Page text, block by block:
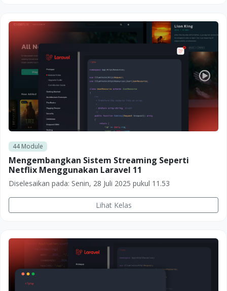
44Module
Mengembangkan Sistem Streaming Seperti
Netflix Menggunakan Laravel 11
Diselesaikan pada: Senin, 28 Juli 2025 pukul 11.53
Lihat Kelas